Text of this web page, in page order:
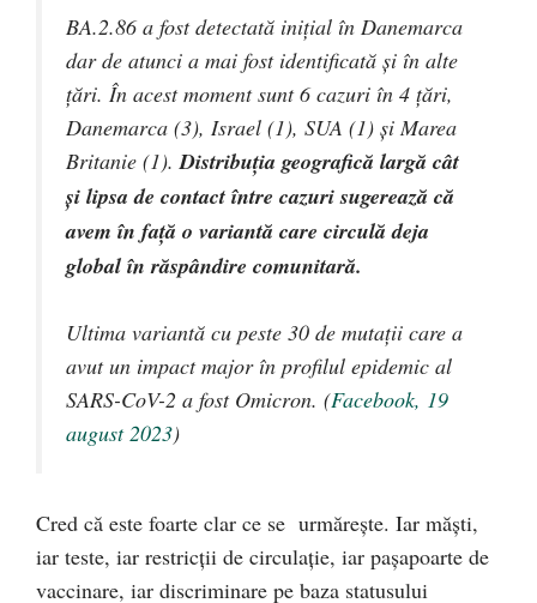
BA.2.86 a fost detectată inițial în Danemarca
dar de atunci a mai fost identificată și în alte
țări. În acest moment sunt 6 cazuri în 4 țări,
Danemarca (3), Israel (1), SUA (1) și Marea
Britanie (1).Distribuția geografică largă cât
și lipsa de contact între cazuri sugerează că
avem în față o variantă care circulă deja
global în răspândire comunitară.
Ultima variantă cu peste 30 de mutații care a
avut un impact major în profilul epidemic al
SARS-CoV-2 a fost Omicron. (Facebook, 19
august 2023)
Cred că este foarte clar ce se urmărește. Iar măști,
iar teste, iar restricții de circulație, iar pașapoarte de
vaccinare, iar discriminare pe baza statusului